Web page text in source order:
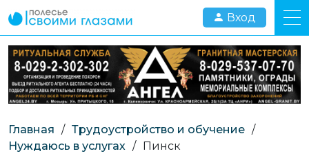
Вход
Главная / Трудоустройство и обучение /
Нуждаюсь в услугах / Пинск